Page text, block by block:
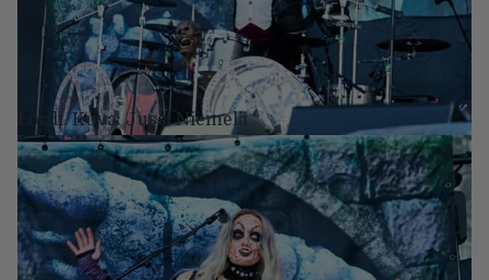
Lordi. Kuva: Jussi Niemelä